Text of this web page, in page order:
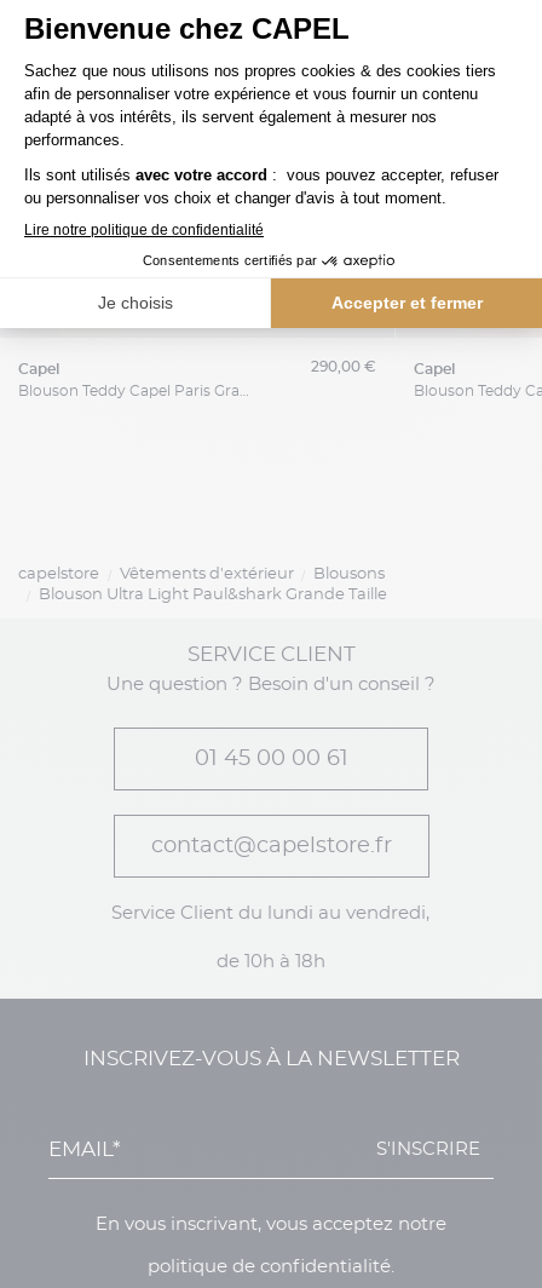
capel
290,00 € capel
capelstore Vêtements d'extérieur
Blousons
Blouson Ultra Light Paul&shark Grande Taille
SERVICE CLIENT
Une question ? Besoin d'un conseil ?
01 45 00 00 61
contact@capelstore.fr
Service Client du lundi au vendredi,
de 10h à 18h
INSCRIVEZ-VOUS À LA NEWSLETTER
S'INSCRIRE
En vous inscrivant, vous acceptez notre
politique de confidentialité.